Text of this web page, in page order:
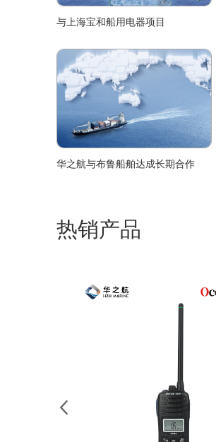
与上海宝和船用电器项目
华之航与布鲁船舶达成长期合作
热销产品